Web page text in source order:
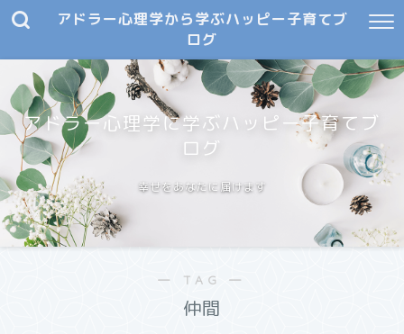
アドラー心理学から学ぶハッピー子育てブ
ログ
アドラー心理学に学ぶハッピー子育てブ
ログ
幸せをあなたに届けます
― TAG ―
仲間